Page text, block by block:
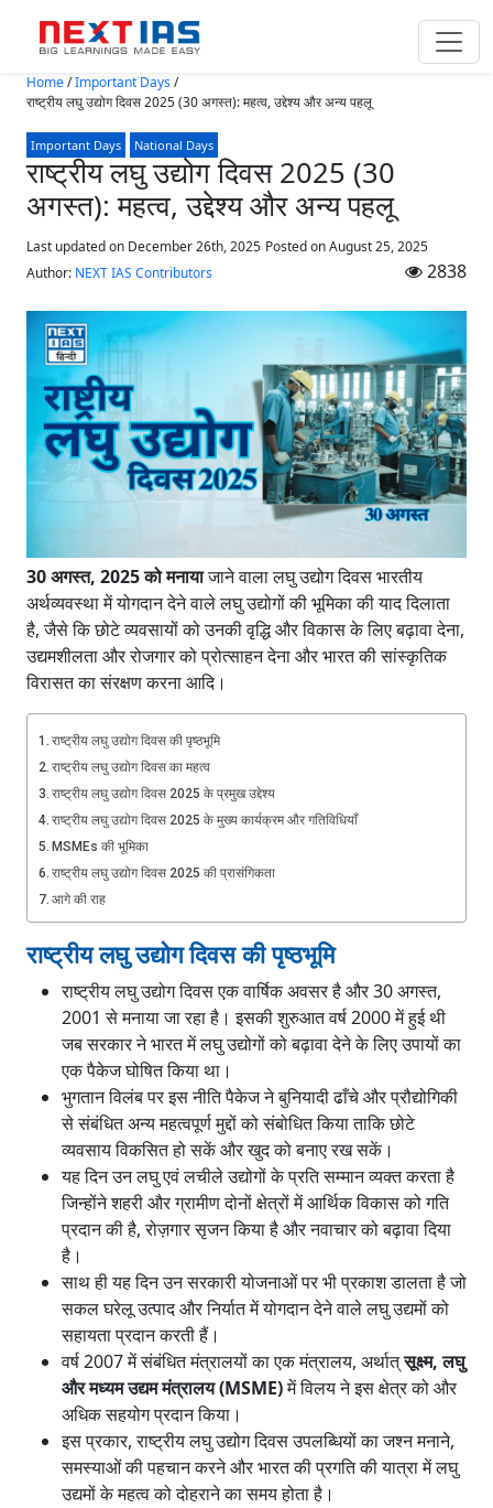
Skip to main content
Home/Important Days/
राष्ट्रीय लघु उद्योग दिवस 2025 (30 अगस्त): महत्व, उद्देश्य और अन्य पहलू
Important Days National Days
राष्ट्रीय लघु उद्योग दिवस 2025 (30
अगस्त): महत्व, उद्देश्य और अन्य पहलू
Last updated on December 26th, 2025 Posted onAugust 25, 2025
Author: NEXT IAS Contributors 2838
30 अगस्त, 2025 को मनायाजाने वाला लघु उद्योग दिवस भारतीय
अर्थव्यवस्था में योगदान देने वाले लघु उद्योगों की भूमिका की याद दिलाता
है, जैसे कि छोटे व्यवसायों को उनकी वृद्धि और विकास के लिए बढ़ावा देना,
उद्यमशीलता और रोजगार को प्रोत्साहन देना और भारत की सांस्कृतिक
विरासत का संरक्षण करना आदि।
राष्ट्रीय लघु उद्योग दिवस की पृष्ठभूमि
राष्ट्रीय लघु उद्योग दिवस का महत्व
राष्ट्रीय लघु उद्योग दिवस 2025 के प्रमुख उद्देश्य
राष्ट्रीय लघु उद्योग दिवस 2025 के मुख्य कार्यक्रम और गतिविधियाँ
MSMEs की भूमिका
राष्ट्रीय लघु उद्योग दिवस 2025 की प्रासंगिकता
आगे की राह
राष्ट्रीय लघु उद्योग दिवस की पृष्ठभूमि
राष्ट्रीय लघु उद्योग दिवस एक वार्षिक अवसर है और 30 अगस्त,
2001 से मनाया जा रहा है। इसकी शुरुआत वर्ष 2000 में हुई थी
जब सरकार ने भारत में लघु उद्योगों को बढ़ावा देने के लिए उपायों का
एक पैकेज घोषित किया था।
भुगतान विलंब पर इस नीति पैकेज ने बुनियादी ढाँचे और प्रौद्योगिकी
से संबंधित अन्य महत्वपूर्ण मुद्दों को संबोधित किया ताकि छोटे
व्यवसाय विकसित हो सकें और खुद को बनाए रख सकें।
यह दिन उन लघु एवं लचीले उद्योगों के प्रति सम्मान व्यक्त करता है
जिन्होंने शहरी और ग्रामीण दोनों क्षेत्रों में आर्थिक विकास को गति
प्रदान की है, रोज़गार सृजन किया है और नवाचार को बढ़ावा दिया
है।
साथ ही यह दिन उन सरकारी योजनाओं पर भी प्रकाश डालता है जो
सकल घरेलू उत्पाद और निर्यात में योगदान देने वाले लघु उद्यमों को
सहायता प्रदान करती हैं।
वर्ष 2007 में संबंधित मंत्रालयों का एक मंत्रालय, अर्थात्सूक्ष्म, लघु
और मध्यम उद्यम मंत्रालय (MSME)में विलय ने इस क्षेत्र को और
अधिक सहयोग प्रदान किया।
इस प्रकार, राष्ट्रीय लघु उद्योग दिवस उपलब्धियों का जश्न मनाने,
समस्याओं की पहचान करने और भारत की प्रगति की यात्रा में लघु
उद्यमों के महत्व को दोहराने का समय होता है।